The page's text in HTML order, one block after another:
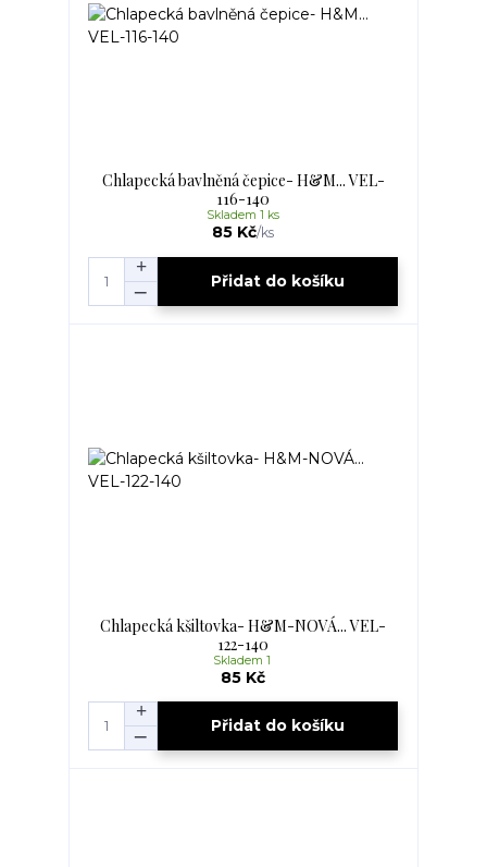
Chlapecká bavlněná čepice- H&M... VEL-
116-140
85 Kč/ks
Skladem 1 ks
Přidat do košíku
Chlapecká kšiltovka- H&M-NOVÁ... VEL-
122-140
85 Kč
Skladem 1
Přidat do košíku